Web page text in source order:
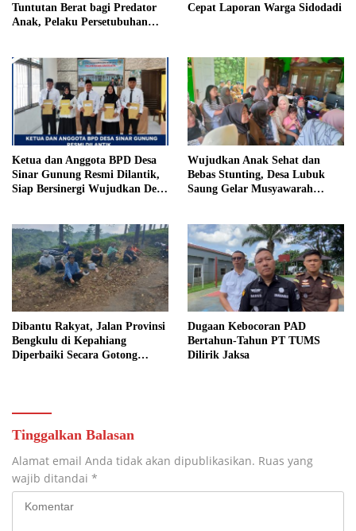
Tuntutan Berat bagi Predator
Anak, Pelaku Persetubuhan
Penjara
Cepat Laporan Warga Sidodadi
Ketua dan Anggota BPD Desa
Sinar Gunung Resmi Dilantik,
Siap Bersinergi Wujudkan Desa
Wujudkan Anak Sehat dan
Bebas Stunting, Desa Lubuk
Saung Gelar Musyawarah
Dibantu Rakyat, Jalan Provinsi
Bengkulu di Kepahiang
Diperbaiki Secara Gotong
Dugaan Kebocoran PAD
Bertahun-Tahun PT TUMS
Dilirik Jaksa
Tinggalkan Balasan
Alamat email Anda tidak akan dipublikasikan. Ruas yang
wajib ditandai *